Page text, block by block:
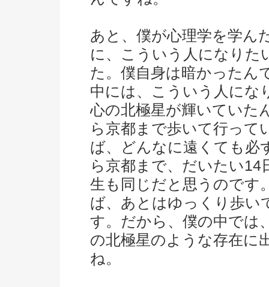
あと、僕が心理学を学ん
に、こういう人になりた
た。僕自身は暗かったん
中には、こういう人にな
心の北極星が輝いていた
ら京都まで歩いて行って
ば、どんなに遠くても必
ら京都まで、だいたい
生も同じだと思うのです
ば、あとはゆっくり歩い
す。だから、僕の中では
の北極星のような存在に
ね。